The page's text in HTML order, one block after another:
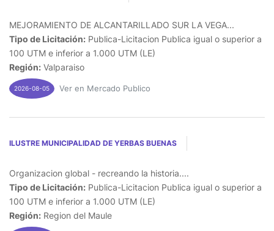
MEJORAMIENTO DE ALCANTARILLADO SUR LA VEGA...
Tipo de Licitación: Publica-Licitacion Publica igual o superior a
100 UTM e inferior a 1.000 UTM (LE)
Región: Valparaiso
2026-08-05 Ver en Mercado Publico
ILUSTRE MUNICIPALIDAD DE YERBAS BUENAS
Organizacion global - recreando la historia....
Tipo de Licitación: Publica-Licitacion Publica igual o superior a
100 UTM e inferior a 1.000 UTM (LE)
Región: Region del Maule